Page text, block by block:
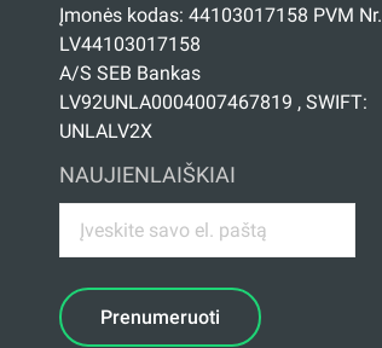
Įmonės kodas: 44103017158 PVM Nr.
LV44103017158
A/S SEB Bankas
LV92UNLA0004007467819 , SWIFT:
UNLALV2X
NAUJIENLAIŠKIAI
Prenumeruoti